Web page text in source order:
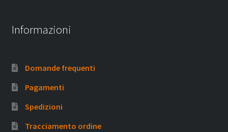
Informazioni
Domande frequenti
Pagamenti
Spedizioni
Tracciamento ordine